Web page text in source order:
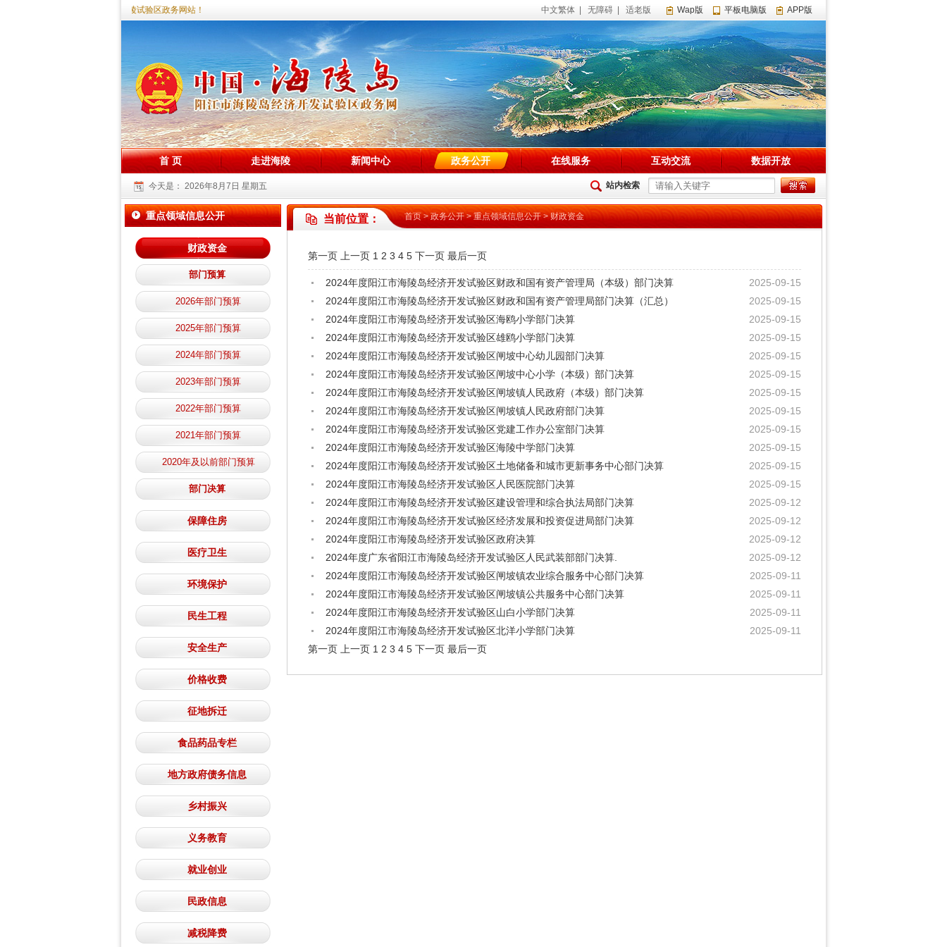
您好，欢迎访问海陵试验区政务网站！ 中文繁体 无障碍 适老版 Wap版 平板电脑版 APP版
首 页 走进海陵 新闻中心 政务公开 在线服务 互动交流 数据开放
今天是： 2026年8月7日 星期五 站内检索
重点领域信息公开
财政资金
部门预算
2026年部门预算
2025年部门预算
2024年部门预算
2023年部门预算
2022年部门预算
2021年部门预算
2020年及以前部门预算
部门决算
保障住房
医疗卫生
环境保护
民生工程
安全生产
价格收费
征地拆迁
食品药品专栏
地方政府债务信息
乡村振兴
义务教育
就业创业
民政信息
减税降费
当前位置： 首页>政务公开>重点领域信息公开>财政资金
第一页 上一页 1 2 3 4 5 下一页 最后一页
2024年度阳江市海陵岛经济开发试验区财政和国有资产管理局（本级）部门决算
2025-09-15
2024年度阳江市海陵岛经济开发试验区财政和国有资产管理局部门决算（汇总）
2025-09-15
2024年度阳江市海陵岛经济开发试验区海鸥小学部门决算
2025-09-15
2024年度阳江市海陵岛经济开发试验区雄鸥小学部门决算
2025-09-15
2024年度阳江市海陵岛经济开发试验区闸坡中心幼儿园部门决算
2025-09-15
2024年度阳江市海陵岛经济开发试验区闸坡中心小学（本级）部门决算
2025-09-15
2024年度阳江市海陵岛经济开发试验区闸坡镇人民政府（本级）部门决算
2025-09-15
2024年度阳江市海陵岛经济开发试验区闸坡镇人民政府部门决算
2025-09-15
2024年度阳江市海陵岛经济开发试验区党建工作办公室部门决算
2025-09-15
2024年度阳江市海陵岛经济开发试验区海陵中学部门决算
2025-09-15
2024年度阳江市海陵岛经济开发试验区土地储备和城市更新事务中心部门决算
2025-09-15
2024年度阳江市海陵岛经济开发试验区人民医院部门决算
2025-09-15
2024年度阳江市海陵岛经济开发试验区建设管理和综合执法局部门决算
2025-09-12
2024年度阳江市海陵岛经济开发试验区经济发展和投资促进局部门决算
2025-09-12
2024年度阳江市海陵岛经济开发试验区政府决算
2025-09-12
2024年度广东省阳江市海陵岛经济开发试验区人民武装部部门决算.
2025-09-12
2024年度阳江市海陵岛经济开发试验区闸坡镇农业综合服务中心部门决算
2025-09-11
2024年度阳江市海陵岛经济开发试验区闸坡镇公共服务中心部门决算
2025-09-11
2024年度阳江市海陵岛经济开发试验区山白小学部门决算
2025-09-11
2024年度阳江市海陵岛经济开发试验区北洋小学部门决算
2025-09-11
第一页
上一页 1 2 3 4 5 下一页 最后一页